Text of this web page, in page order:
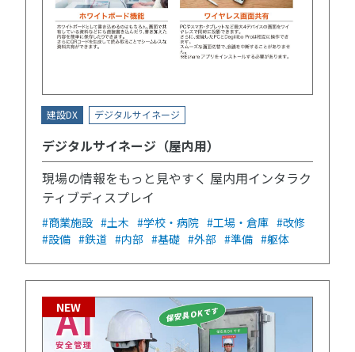
建設DX デジタルサイネージ
デジタルサイネージ（屋内用）
現場の情報をもっと見やすく 屋内用インタラク
ティブディスプレイ
#商業施設 #土木 #学校・病院 #工場・倉庫 #改修
#設備 #鉄道 #内部 #基礎 #外部 #準備 #躯体
NEW